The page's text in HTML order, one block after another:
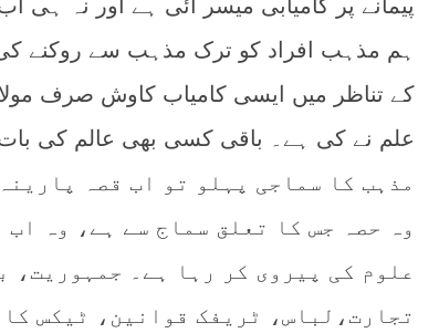
پیمانے پر کامیابی میسر آئی ہے اور نہ
ہم مذہب افراد کو ترک مذہب سے روکنے
کے تناظر میں ایسی کامیاب کاوش صرف
علم نے کی ہے۔ باقی کسی بھی عالم کی بات
مذہب کا سماجی پہلو تو اب قصہ
وہ حصہ جس کا تعلق سماج سے ہے، وہ
علوم کی پیروی کر رہا ہے۔ جمہوریت،
تجارت،لباس، ٹریفک قوانین، ٹیکس